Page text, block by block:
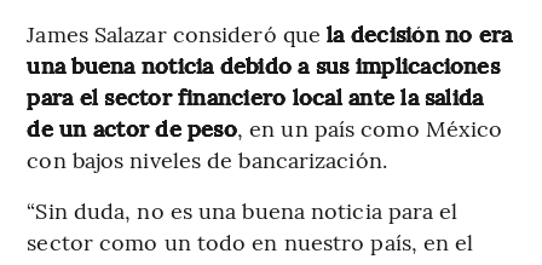
James Salazar consideró quela decisión no era
una buena noticia debido a sus implicaciones
para el sector financiero local ante la salida
de un actor de peso, en un país como México
con bajos niveles de bancarización.
“Sin duda, no es una buena noticia para el
sector como un todo en nuestro país, en el